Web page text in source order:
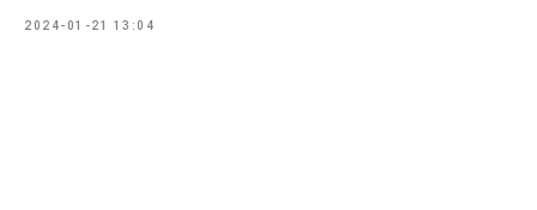
2024-01-21 13:04